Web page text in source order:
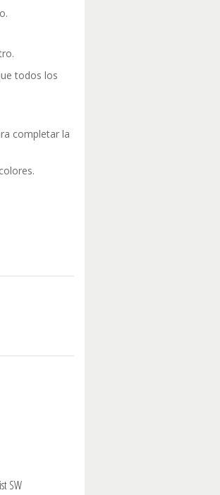
todos los
completar la
SW